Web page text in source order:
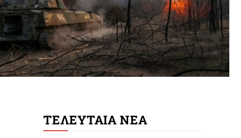
ΤΕΛΕΥΤΑΙΑ ΝΕΑ